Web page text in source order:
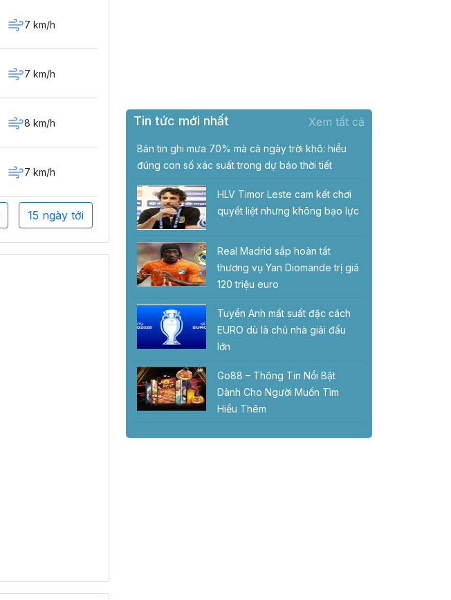
7 km/h
7 km/h
8 km/h
7 km/h
15 ngày tới
Tin tức mới nhất Xem tất cả
Bản tin ghi mưa 70% mà cả ngày trời khô: hiểu
đúng con số xác suất trong dự báo thời tiết
HLV Timor Leste cam kết chơi
quyết liệt nhưng không bạo lực
Real Madrid sắp hoàn tất
thương vụ Yan Diomande trị giá
120 triệu euro
Tuyển Anh mất suất đặc cách
EURO dù là chủ nhà giải đấu
lớn
Go88 – Thông Tin Nổi Bật
Dành Cho Người Muốn Tìm
Hiểu Thêm